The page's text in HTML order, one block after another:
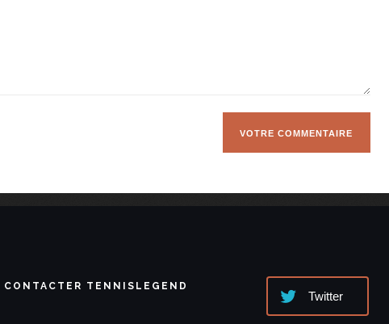
CONTACTER TENNISLEGEND
Twitter